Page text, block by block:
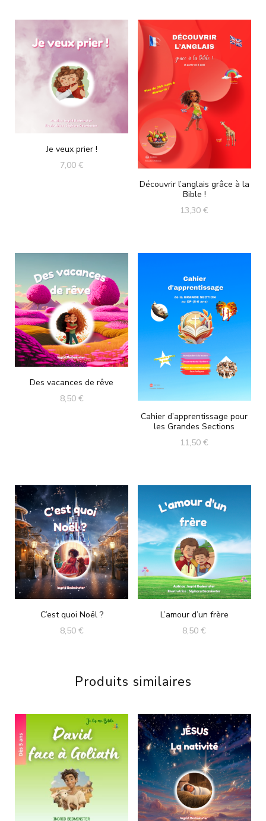
Je veux prier !
7,00 €
Découvrir l’anglais grâce à la
Bible !
13,30€
Des vacances de rêve
8,50 €
Cahier d’apprentissage pour
les Grandes Sections
11,50€
C’est quoi Noël ?
8,50 €
L’amour d’un frère
8,50€
Produits similaires